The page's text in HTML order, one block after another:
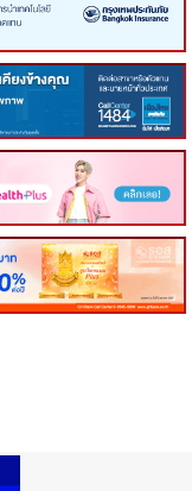
ม 2569 - 2
6 กรกฎาคม 2569 - 5